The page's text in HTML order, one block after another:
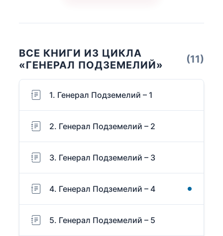
ВСЕ КНИГИ ИЗ ЦИКЛА
«ГЕНЕРАЛ ПОДЗЕМЕЛИЙ»
(11)
1. Генерал Подземелий – 1
2. Генерал Подземелий – 2
3. Генерал Подземелий – 3
4. Генерал Подземелий – 4
5. Генерал Подземелий – 5